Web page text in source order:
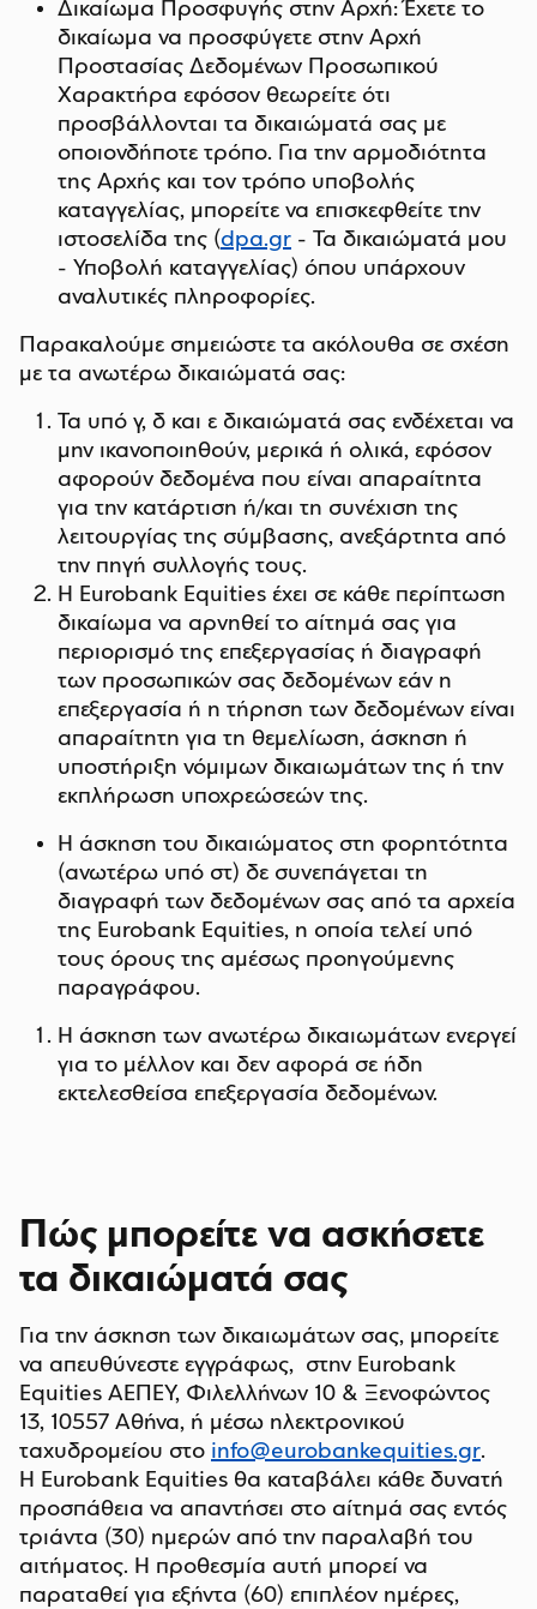
Δικαίωμα Προσφυγής στην Αρχή: Έχετε το
δικαίωμα να προσφύγετε στην Αρχή
Προστασίας Δεδομένων Προσωπικού
Χαρακτήρα εφόσον θεωρείτε ότι
προσβάλλονται τα δικαιώματά σας με
οποιονδήποτε τρόπο. Για την αρμοδιότητα
της Αρχής και τον τρόπο υποβολής
καταγγελίας, μπορείτε να επισκεφθείτε την
ιστοσελίδα της (dpa.gr - Τα δικαιώματά μου
- Υποβολή καταγγελίας) όπου υπάρχουν
αναλυτικές πληροφορίες.
Παρακαλούμε σημειώστε τα ακόλουθα σε σχέση
με τα ανωτέρω δικαιώματά σας:
Τα υπό γ, δ και ε δικαιώματά σας ενδέχεται να
μην ικανοποιηθούν, μερικά ή ολικά, εφόσον
αφορούν δεδομένα που είναι απαραίτητα
για την κατάρτιση ή/και τη συνέχιση της
λειτουργίας της σύμβασης, ανεξάρτητα από
την πηγή συλλογής τους.
Η Eurobank Equities έχει σε κάθε περίπτωση
δικαίωμα να αρνηθεί το αίτημά σας για
περιορισμό της επεξεργασίας ή διαγραφή
των προσωπικών σας δεδομένων εάν η
επεξεργασία ή η τήρηση των δεδομένων είναι
απαραίτητη για τη θεμελίωση, άσκηση ή
υποστήριξη νόμιμων δικαιωμάτων της ή την
εκπλήρωση υποχρεώσεών της.
Η άσκηση του δικαιώματος στη φορητότητα
(ανωτέρω υπό στ) δε συνεπάγεται τη
διαγραφή των δεδομένων σας από τα αρχεία
της Eurobank Equities, η οποία τελεί υπό
τους όρους της αμέσως προηγούμενης
παραγράφου.
Η άσκηση των ανωτέρω δικαιωμάτων ενεργεί
για το μέλλον και δεν αφορά σε ήδη
εκτελεσθείσα επεξεργασία δεδομένων.
Πώς μπορείτε να ασκήσετε
τα δικαιώματά σας
Για την άσκηση των δικαιωμάτων σας, μπορείτε
να απευθύνεστε εγγράφως, στην Eurobank
Equities ΑΕΠΕΥ, Φιλελλήνων 10 & Ξενοφώντος
13, 10557 Αθήνα, ή μέσω ηλεκτρονικού
ταχυδρομείου στο info@eurobankequities.gr.
Η Eurobank Equities θα καταβάλει κάθε δυνατή
προσπάθεια να απαντήσει στο αίτημά σας εντός
τριάντα (30) ημερών από την παραλαβή του
αιτήματος. Η προθεσμία αυτή μπορεί να
παραταθεί για εξήντα (60) επιπλέον ημέρες,